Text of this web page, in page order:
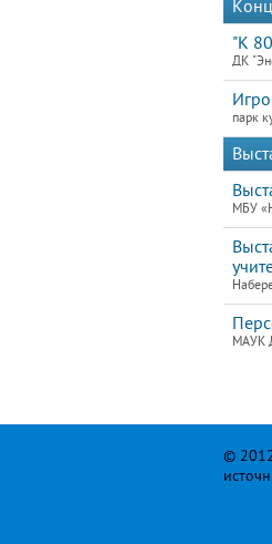
"К
ДК
парк
МБУ
МАУК
©